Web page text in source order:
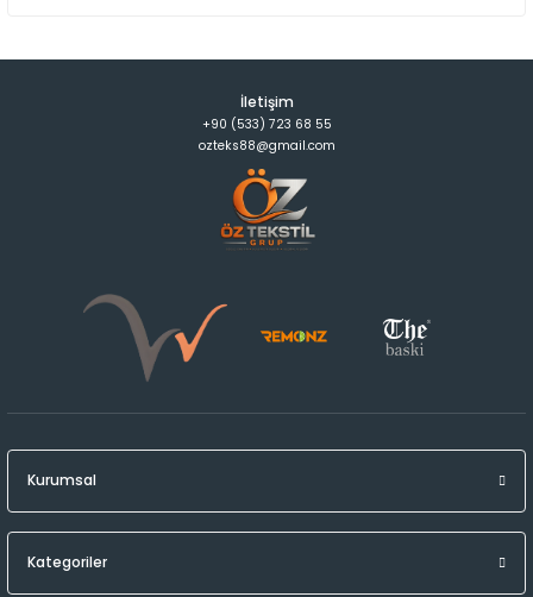
İletişim
+90 (533) 723 68 55
ozteks88@gmail.com
Kurumsal
Kategoriler